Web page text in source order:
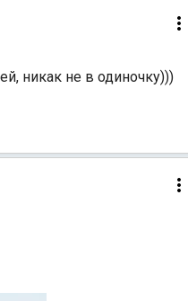
никак не в одиночку)))